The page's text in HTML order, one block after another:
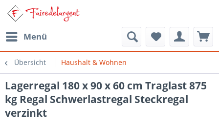
Menü
Übersicht Haushalt & Wohnen
Lagerregal 180 x 90 x 60 cm Traglast 875
kg Regal Schwerlastregal Steckregal
verzinkt